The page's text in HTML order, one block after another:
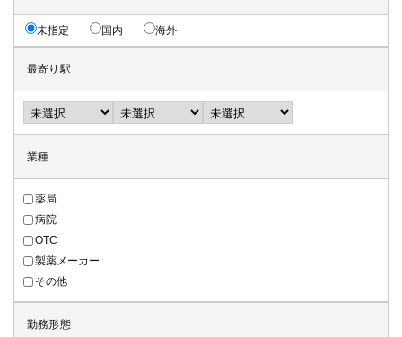
未指定 国内 海外
最寄り駅
業種
薬局
病院
OTC
製薬メーカー
その他
勤務形態